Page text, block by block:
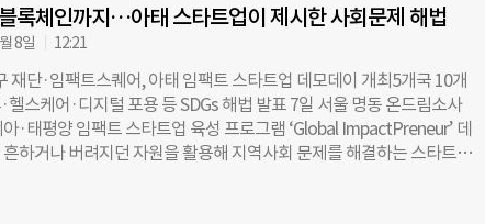
을 제대로 이해하고 평가할 수 있는 금융 인프라가 아직 충분히 구축
최근 한 사회주택 프로젝트에 투자한 기관의 사례를 들었다. 정부 정책
운 한마디가 누군가에게는 지역과의 관계를 시작하는 첫 문장이 될 수
졌다. ◇ 숫자로 셀 수 없는 관계, 지역을 살리는 새로운 단위 과거 지
‘정주인구’ 늘리기였다. 하지만 수도권 집중 현상 속에서 이는 이웃 지
앗기는 제로섬 게임에 불과했다. 이에 정부는 2023년 주민등록인구뿐
등으로 지역에 머무는 사람까지 포함하는 ‘생활인구’ 개념을 법률에
는 인구감소지역 89곳을 대상으로, 자주 머무는 지역에 등록하면 주
하는 ‘생활인구 등록제’도 시행했다. 이와 함께 정주하지 않더라도
록체인까지…아태 스타트업이 제시한 사회문제 해법
8일 12:21
재단·임팩트스퀘어, 아태 임팩트 스타트업 데모데이 개최5개국 10개
스케어·디지털 포용 등 SDGs 해법 발표 7일 서울 명동 온드림소사
·태평양 임팩트 스타트업 육성 프로그램 ‘Global ImpactPreneur’ 데
하거나 버려지던 자원을 활용해 지역사회 문제를 해결하는 스타트업